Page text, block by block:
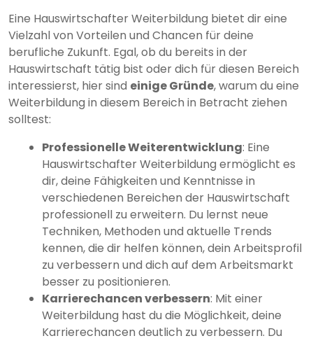
Eine Hauswirtschafter Weiterbildung bietet dir eine
Vielzahl von Vorteilen und Chancen für deine
berufliche Zukunft. Egal, ob du bereits in der
Hauswirtschaft tätig bist oder dich für diesen Bereich
interessierst, hier sind einige Gründe, warum du eine
Weiterbildung in diesem Bereich in Betracht ziehen
solltest:
Professionelle Weiterentwicklung: Eine
Hauswirtschafter Weiterbildung ermöglicht es
dir, deine Fähigkeiten und Kenntnisse in
verschiedenen Bereichen der Hauswirtschaft
professionell zu erweitern. Du lernst neue
Techniken, Methoden und aktuelle Trends
kennen, die dir helfen können, dein Arbeitsprofil
zu verbessern und dich auf dem Arbeitsmarkt
besser zu positionieren.
Karrierechancen verbessern: Mit einer
Weiterbildung hast du die Möglichkeit, deine
Karrierechancen deutlich zu verbessern. Du